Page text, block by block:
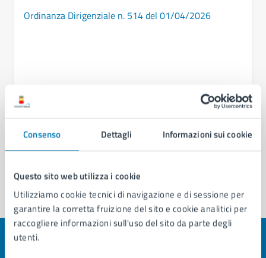
Consenso Dettagli Informazioni sui cookie
Questo sito web utilizza i cookie
Utilizziamo cookie tecnici di navigazione e di sessione per
garantire la corretta fruizione del sito e cookie analitici per
raccogliere informazioni sull'uso del sito da parte degli
utenti.
Ordinanza Dirigenziale n. 514 del 01/04/2026